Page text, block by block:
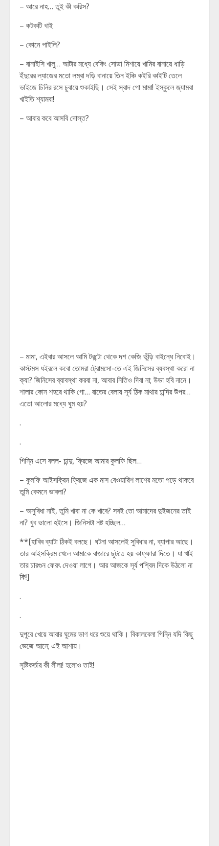
– আরে নাহ… তুই কী করিস?
– কটকটি খাই
– কোনে পাইলি?
– বানাইসি খালু… আটার মধ্যে বেকিং সোডা মিশায়ে খামির বানায়ে ধাড়ি
ইঁদুরের ল্যাজের মতো লম্বা দড়ি বানায়ে তিন ইঞ্চি কইরি কাইটি তেলে
ভাইজে চিনির রসে চুবায়ে শুকাইছি। সেই স্বাদ গো মামা! ইস্কুলে জ্যামবা
খাইতি শ্যামবা!
– আবার কবে আসবি দোস্ত?
– মামা, এইবার আসলে আমি টরন্টো থেকে দশ কেজি ভুঁড়ি বাইন্ধে নিবোই।
কাস্টমস ধইরলে কবো তোমরা ট্রোমসো-তে এই জিনিসের ব্যবস্থা করো না
ক্যা? জিনিসের ব্যাবস্থা করবা না, আবার নিতিও দিবা না; উডা হবি নানে।
শালার কোন শহরে থাকি গো… রাতের বেলায় সূর্য ঠিক মাথার চান্দির উপর…
এতো আলোর মধ্যে ঘুম হয়?
.
.
গিন্নি এসে বলল- চান্দু, ফ্রিজে আমার কুলফি ছিল…
– কুলফি আইসক্রিম ফ্রিজে এক মাস বেওয়ারিশ লাশের মতো পড়ে থাকবে
তুমি কেমনে ভাবলা?
– অসুবিধা নাই, তুমি খাবা না কে খাবে? সবই তো আমাদের দুইজনের তাই
না? খুব ভালো হইসে। জিনিসটা নষ্ট হচ্ছিল…
**[হাবিব ব্যাটা ঠিকই বলছে। ঘটনা আসলেই সুবিধার না, ব্যাপার আছে।
তার আইসক্রিম খেলে আমাকে বাজারে ছুটতে হয় কাফ্ফারা দিতে। যা খাই
তার চারগুন ফেরৎ দেওয়া লাগে। আর আজকে সূর্য পশ্বিম দিকে উঠলো না
কি!]
.
.
দুপুরে খেয়ে আবার ঘুমের ভাণ ধরে শুয়ে থাকি। বিকালবেলা গিন্নি যদি কিছু
ভেজে আনে; এই আশায়।
সৃষ্টিকর্তার কী লীলা! হলোও তাই!